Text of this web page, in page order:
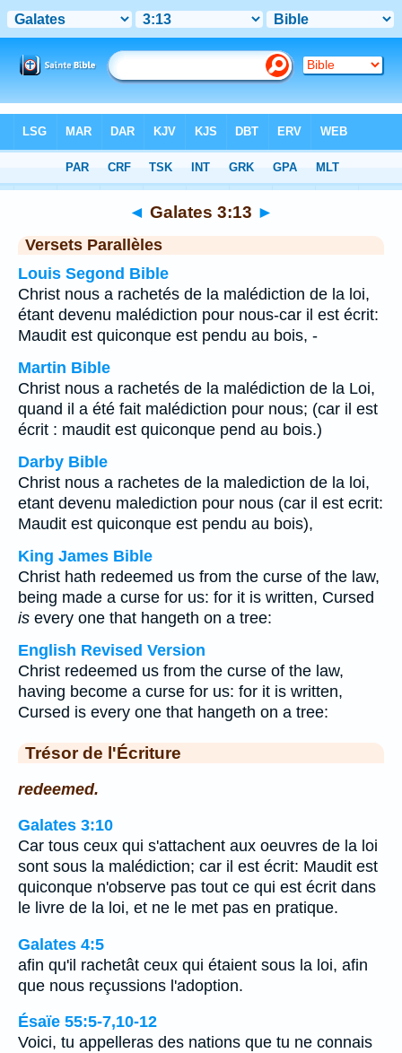
Chapitre 3> Verset 13
◄ Galates 3:13 ►
Versets Parallèles
Louis Segond Bible
Christ nous a rachetés de la malédiction de la loi,
étant devenu malédiction pour nous-car il est écrit:
Maudit est quiconque est pendu au bois, -
Martin Bible
Christ nous a rachetés de la malédiction de la Loi,
quand il a été fait malédiction pour nous; (car il est
écrit : maudit est quiconque pend au bois.)
Darby Bible
Christ nous a rachetes de la malediction de la loi,
etant devenu malediction pour nous (car il est ecrit:
Maudit est quiconque est pendu au bois),
King James Bible
Christ hath redeemed us from the curse of the law,
being made a curse for us: for it is written, Cursed
is every one that hangeth on a tree:
English Revised Version
Christ redeemed us from the curse of the law,
having become a curse for us: for it is written,
Cursed is every one that hangeth on a tree:
Trésor de l'Écriture
redeemed.
Galates 3:10
Car tous ceux qui s'attachent aux oeuvres de la loi
sont sous la malédiction; car il est écrit: Maudit est
quiconque n'observe pas tout ce qui est écrit dans
le livre de la loi, et ne le met pas en pratique.
Galates 4:5
afin qu'il rachetât ceux qui étaient sous la loi, afin
que nous reçussions l'adoption.
Ésaïe 55:5-7,10-12
Voici, tu appelleras des nations que tu ne connais